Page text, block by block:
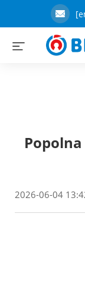
2026-06-04